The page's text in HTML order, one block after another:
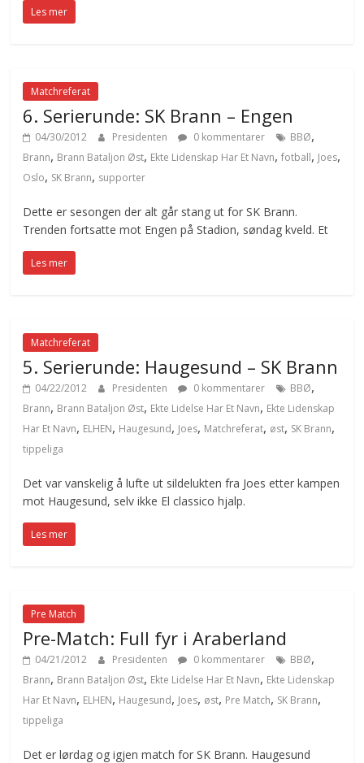
Les mer
Matchreferat
6. Serierunde: SK Brann – Engen
04/30/2012 Presidenten 0 kommentarer BBØ,
Brann, Brann Bataljon Øst, Ekte Lidenskap Har Et Navn,fotball, Joes,
Oslo, SK Brann, supporter
Dette er sesongen der alt går stang ut for SK Brann.
Trenden fortsatte mot Engen på Stadion, søndag kveld. Et
Les mer
Matchreferat
5. Serierunde: Haugesund – SK Brann
04/22/2012 Presidenten 0 kommentarer BBØ,
Brann, Brann Bataljon Øst, Ekte Lidelse Har Et Navn, Ekte Lidenskap
Har Et Navn, ELHEN, Haugesund, Joes, Matchreferat, øst, SK Brann,
tippeliga
Det var vanskelig å lufte ut sildelukten fra Joes etter kampen
mot Haugesund, selv ikke El classico hjalp.
Les mer
Pre Match
Pre-Match: Full fyr i Araberland
04/21/2012 Presidenten 0 kommentarer BBØ,
Brann, Brann Bataljon Øst, Ekte Lidelse Har Et Navn, Ekte Lidenskap
Har Et Navn, ELHEN, Haugesund, Joes, øst, Pre Match, SK Brann,
tippeliga
Det er lørdag og igjen match for SK Brann. Haugesund